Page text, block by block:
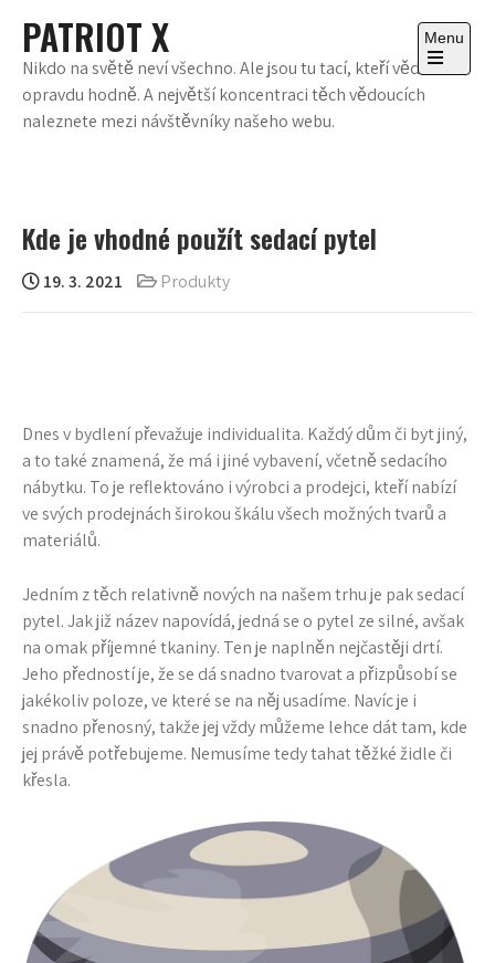
content
PATRIOT X
Nikdo na světě neví všechno. Ale jsou tu tací, kteří vědí
opravdu hodně. A největší koncentraci těch vědoucích
naleznete mezi návštěvníky našeho webu.
Menu
Open
the
Kde je vhodné použít sedací pytel
19. 3. 2021 Produkty
Dnes v bydlení převažuje individualita. Každý dům či byt jiný,
a to také znamená, že má i jiné vybavení, včetně sedacího
nábytku. To je reflektováno i výrobci a prodejci, kteří nabízí
ve svých prodejnách širokou škálu všech možných tvarů a
materiálů.
Jedním z těch relativně nových na našem trhu je paksedací
pytel. Jak již název napovídá, jedná se o pytel ze silné, avšak
na omak příjemné tkaniny. Ten je naplněn nejčastěji drtí.
Jeho předností je, že se dá snadno tvarovat a přizpůsobí se
jakékoliv poloze, ve které se na něj usadíme. Navíc je i
snadno přenosný, takže jej vždy můžeme lehce dát tam, kde
jej právě potřebujeme. Nemusíme tedy tahat těžké židle či
křesla.